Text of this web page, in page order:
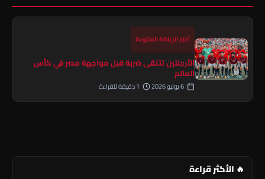
أخبار الرياضة المتنوعة
الأرجنتين تتلقى ضربة قبل مواجهة مصر في كأس
العالم
🔥 الأكثر قراءة